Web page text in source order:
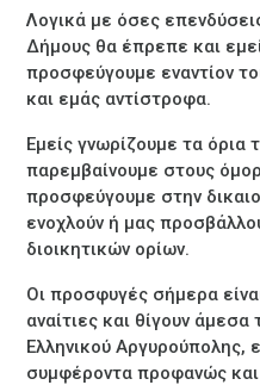
Λογικά με όσες
Δήμους θα έπρεπε και
προσφεύγουμε εναντίον
και εμάς αντίστροφα.
Εμείς γνωρίζουμε τα όρια
παρεμβαίνουμε στους
προσφεύγουμε στην
ενοχλούν ή μας
διοικητικών ορίων.
Οι προσφυγές σήμερα
αναίτιες και θίγουν
Ελληνικού Αργυρούπολης,
συμφέροντα προφανώς και